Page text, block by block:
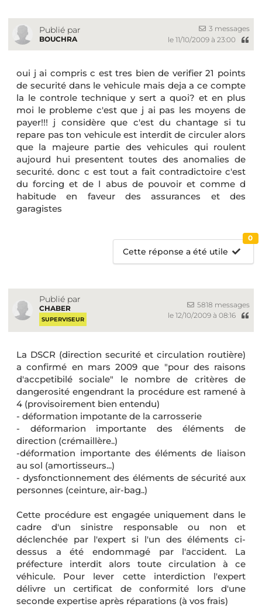
Publié par
BOUCHRA
3 messages
le 11/10/2009 à 23:00
oui j ai compris c est tres bien de verifier 21 points
de securité dans le vehicule mais deja a ce compte
la le controle technique y sert a quoi? et en plus
moi le probleme c'est que j ai pas les moyens de
payer!!! j considère que c'est du chantage si tu
repare pas ton vehicule est interdit de circuler alors
que la majeure partie des vehicules qui roulent
aujourd hui presentent toutes des anomalies de
securité. donc c est tout a fait contradictoire c'est
du forcing et de l abus de pouvoir et comme d
habitude en faveur des assurances et des
garagistes
Cette réponse a été utile
0
Publié par
CHABER
SUPERVISEUR
5818 messages
le 12/10/2009 à 08:16
La DSCR (direction securité et circulation routière)
a confirmé en mars 2009 que "pour des raisons
d'accpetibilé sociale" le nombre de critères de
dangerosité engendrant la procédure est ramené à
4 (provisoirement bien entendu)
- déformation impotante de la carrosserie
- déformarion importante des éléments de
direction (crémaillère..)
-déformation importante des éléments de liaison
au sol (amortisseurs...)
- dysfonctionnement des éléments de sécurité aux
personnes (ceinture, air-bag..)
Cette procédure est engagée uniquement dans le
cadre d'un sinistre responsable ou non et
déclenchée par l'expert si l'un des éléments ci-
dessus a été endommagé par l'accident. La
préfecture interdit alors toute circulation à ce
véhicule. Pour lever cette interdiction l'expert
délivre un certificat de conformité lors d'une
seconde expertise après réparations (à vos frais)